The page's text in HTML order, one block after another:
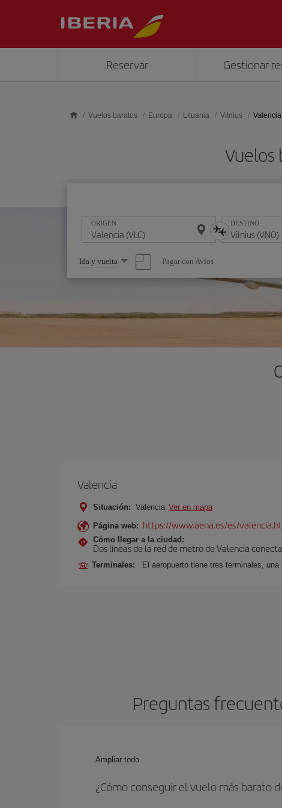
Reservar Gestionar
Vuelos baratos Europa Lituania Vilnius
Vuelos
ORIGEN DESTINO
Seleccione
una
opción
Ida y vuelta Pagar con Avios
Valencia
Situación: Valencia Ver en mapa
Página web: https://www.aena.es/es/
Cómo llegar a la ciudad:
Dos líneas de la red de metro de Valencia
Terminales: El aeropuerto tiene tres terminales, una
Preguntas
Ampliar todo
¿Cómo conseguir el vuelo más barato